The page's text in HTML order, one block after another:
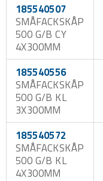
185540507
SMÅFACKSKÅP
500 G/B CY
4X300MM
185540556
SMÅFACKSKÅP
500 G/B KL
3X300MM
185540572
SMÅFACKSKÅP
500 G/B KL
4X300MM